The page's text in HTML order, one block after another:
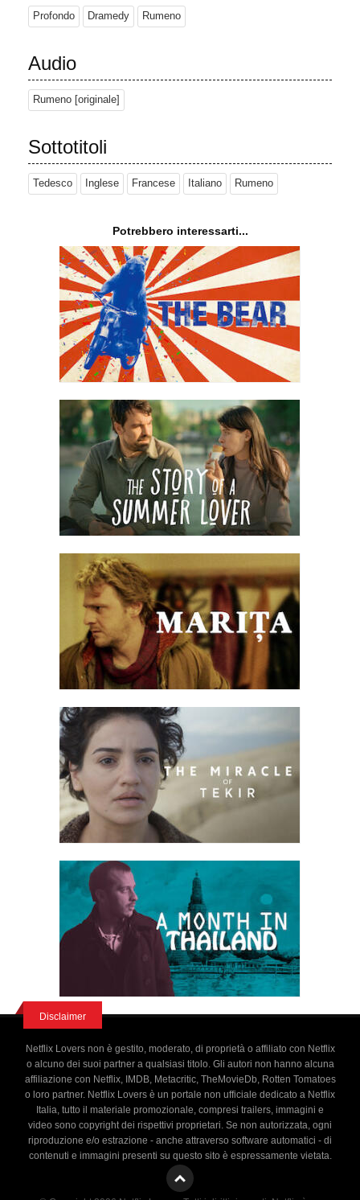
Profondo Dramedy Rumeno
Audio
Rumeno [originale]
Sottotitoli
Tedesco Inglese Francese Italiano Rumeno
Potrebbero interessarti...
Disclaimer
Netflix Lovers non è gestito, moderato, di proprietà o affiliato con Netflix
o alcuno dei suoi partner a qualsiasi titolo. Gli autori non hanno alcuna
affiliazione con Netflix, IMDB, Metacritic, TheMovieDb, Rotten Tomatoes
o loro partner. Netflix Lovers è un portale non ufficiale dedicato a Netflix
Italia, tutto il materiale promozionale, compresi trailers, immagini e
video sono copyright dei rispettivi proprietari. Se non autorizzata, ogni
riproduzione e/o estrazione - anche attraverso software automatici - di
contenuti e immagini presenti su questo sito è espressamente vietata.